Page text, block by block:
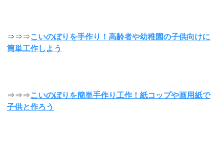
⇒⇒⇒こいのぼりを手作り！高齢者や幼稚園の子供向けに
簡単工作しよう
⇒⇒⇒こいのぼりを簡単手作り工作！紙コップや画用紙で
子供と作ろう